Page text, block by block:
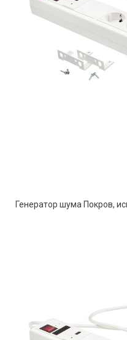
Генератор шума Покров,